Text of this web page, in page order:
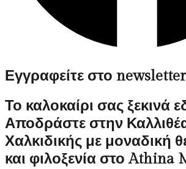
Εγγραφείτε στο
Το καλοκαίρι σας ξεκινά
Αποδράστε στην
Χαλκιδικής με μοναδική
και φιλοξενία στο Athina